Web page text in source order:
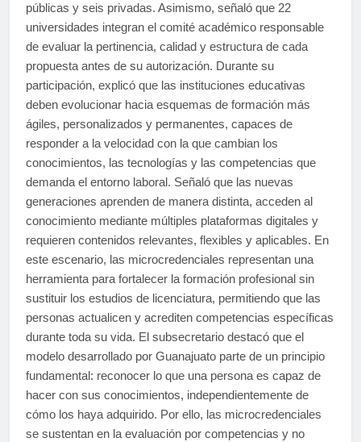
públicas y seis privadas. Asimismo, señaló que 22
universidades integran el comité académico responsable
de evaluar la pertinencia, calidad y estructura de cada
propuesta antes de su autorización. Durante su
participación, explicó que las instituciones educativas
deben evolucionar hacia esquemas de formación más
ágiles, personalizados y permanentes, capaces de
responder a la velocidad con la que cambian los
conocimientos, las tecnologías y las competencias que
demanda el entorno laboral. Señaló que las nuevas
generaciones aprenden de manera distinta, acceden al
conocimiento mediante múltiples plataformas digitales y
requieren contenidos relevantes, flexibles y aplicables. En
este escenario, las microcredenciales representan una
herramienta para fortalecer la formación profesional sin
sustituir los estudios de licenciatura, permitiendo que las
personas actualicen y acrediten competencias específicas
durante toda su vida. El subsecretario destacó que el
modelo desarrollado por Guanajuato parte de un principio
fundamental: reconocer lo que una persona es capaz de
hacer con sus conocimientos, independientemente de
cómo los haya adquirido. Por ello, las microcredenciales
se sustentan en la evaluación por competencias y no